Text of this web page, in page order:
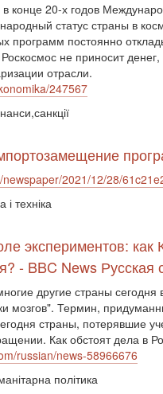
в конце 20-х годов
статус страны в
программ постоянно
не приносит
отрасли.
247567
newspaper/2021/12/28/
і техніка
экспериментов:
- BBC News Русская
другие страны
мозгов". Термин,
страны, потерявшие
Как обстоят дела в
russian/news-58966676
політика